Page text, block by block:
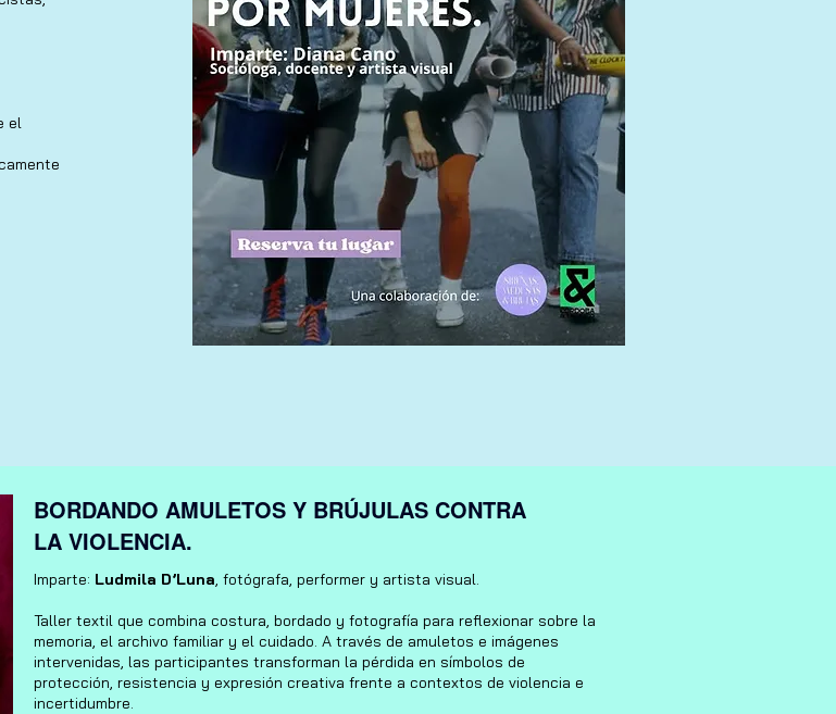
el
BORDANDO AMULETOS Y BRÚJULAS CONTRA
LA VIOLENCIA.
Imparte: Ludmila D’Luna, fotógrafa, performer y artista visual.
Taller textil que combina costura, bordado y fotografía para reflexionar sobre la
memoria, el archivo familiar y el cuidado. A través de amuletos e imágenes
intervenidas, las participantes transforman la pérdida en símbolos de
protección, resistencia y expresión creativa frente a contextos de violencia e
incertidumbre.